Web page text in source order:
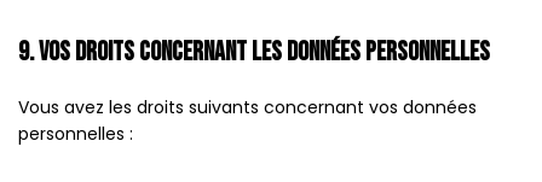
9. Vos droits concernant les données personnelles
Vous avez les droits suivants concernant vos données
personnelles :